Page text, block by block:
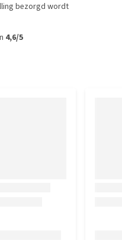
bezorgd wordt
4,6/5